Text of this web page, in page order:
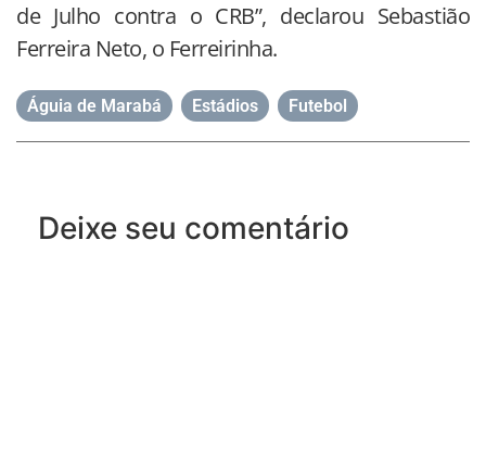
de Julho contra o CRB”, declarou Sebastião
Ferreira Neto, o Ferreirinha.
Águia de Marabá Estádios Futebol
Deixe seu comentário